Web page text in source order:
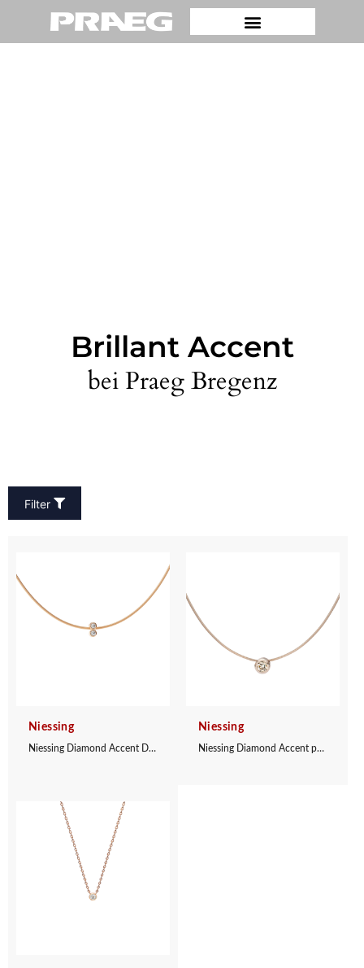
Brillant Accent
bei Praeg Bregenz
Filter
Niessing
Niessing Diamond Accent Duet pendant
Niessing
Niessing Diamond Accent pendant